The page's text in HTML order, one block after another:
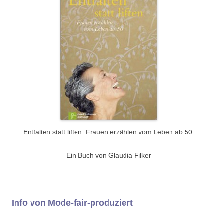
Entfalten statt liften: Frauen erzählen vom Leben ab 50.
Ein Buch von Glaudia Filker
Info von Mode-fair-produziert